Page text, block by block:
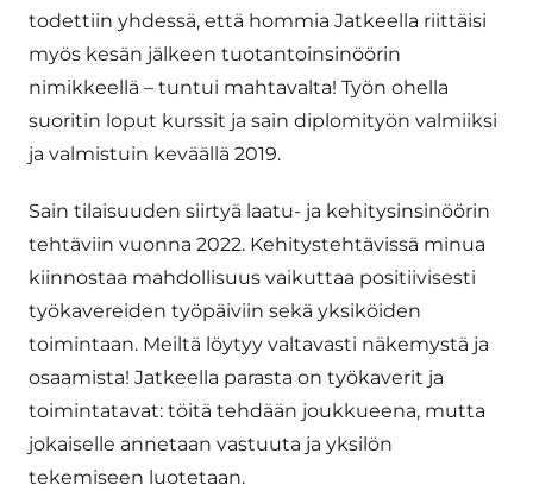
todettiin yhdessä, että hommia Jatkeella riittäisi
myös kesän jälkeen tuotantoinsinöörin
nimikkeellä – tuntui mahtavalta! Työn ohella
suoritin loput kurssit ja sain diplomityön valmiiksi
ja valmistuin keväällä 2019.
Sain tilaisuuden siirtyä laatu- ja kehitysinsinöörin
tehtäviin vuonna 2022. Kehitystehtävissä minua
kiinnostaa mahdollisuus vaikuttaa positiivisesti
työkavereiden työpäiviin sekä yksiköiden
toimintaan. Meiltä löytyy valtavasti näkemystä ja
osaamista! Jatkeella parasta on työkaverit ja
toimintatavat: töitä tehdään joukkueena, mutta
jokaiselle annetaan vastuuta ja yksilön
tekemiseen luotetaan.